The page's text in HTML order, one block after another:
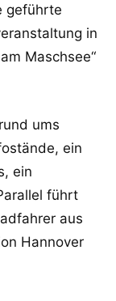
geführte
in
Maschsee“
ums
ein
ein
führt
aus
Hannover